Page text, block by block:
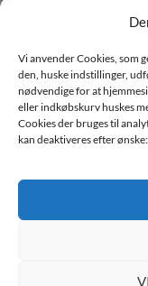
Vi anvender Cookies, som
den, huske indstillinger,
nødvendige for at
eller indkøbskurv huskes
Cookies der bruges til
kan deaktiveres efter ønske:
Jeg ønsker at